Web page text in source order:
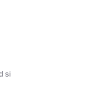
si